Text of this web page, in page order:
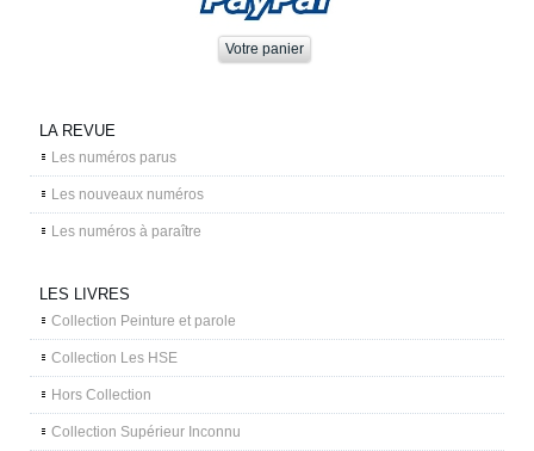
LA REVUE
Les numéros parus
Les nouveaux numéros
Les numéros à paraître
LES LIVRES
Collection Peinture et parole
Collection Les HSE
Hors Collection
Collection Supérieur Inconnu